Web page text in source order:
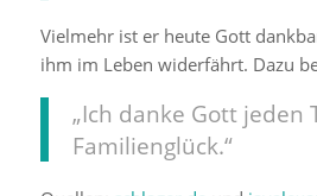
Vielmehr ist er heute Gott
ihm im Leben widerfährt. Dazu
„Ich danke Gott jeden
Familienglück.“